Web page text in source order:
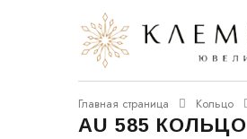
Главная страница Кольцо
AU 585 КОЛЬЦО